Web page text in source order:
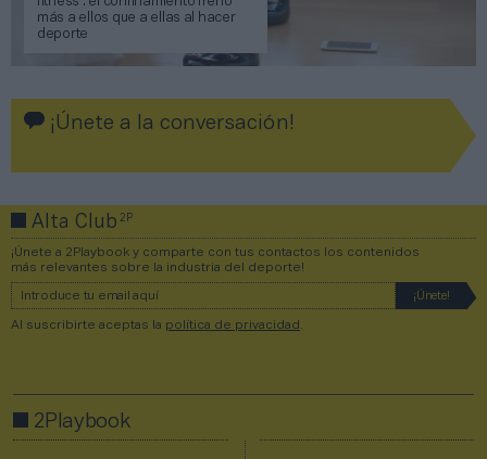
más a ellos que a ellas al hacer
deporte
¡Únete a la conversación!
Alta Club2P
¡Únete a 2Playbook y comparte con tus contactos los contenidos
más relevantes sobre la industria del deporte!
Al suscribirte aceptas la política de privacidad .
2Playbook